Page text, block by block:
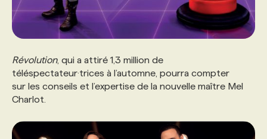
Révolution, qui a attiré 1,3 million de
téléspectateur·trices à l’automne, pourra compter
sur les conseils et l’expertise de la nouvelle maître Mel
Charlot.